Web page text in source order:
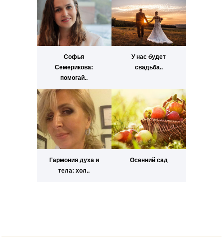
Софья
Семерикова:
помогай..
У нас будет
свадьба..
Гармония духа и
тела: хол..
Осенний сад